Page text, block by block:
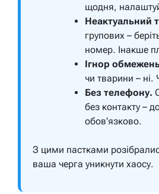
щодня,
Неактуальний
групових –
номер. Інакше
Ігнор
чи тварини –
Без телефону.
без контакту –
обов’язково.
З цими пастками
ваша черга уникнути хаосу.